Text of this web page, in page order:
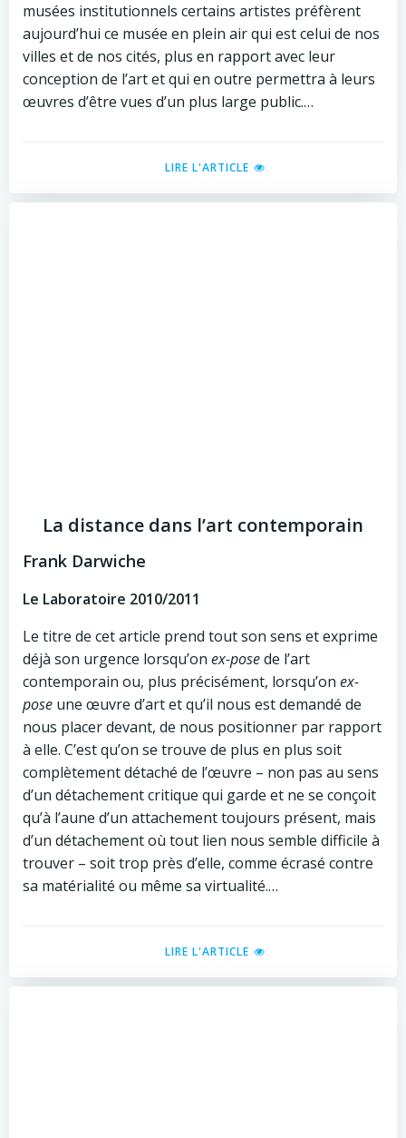
musées institutionnels certains artistes préfèrent
aujourd’hui ce musée en plein air qui est celui de nos
villes et de nos cités, plus en rapport avec leur
conception de l’art et qui en outre permettra à leurs
œuvres d’être vues d’un plus large public.…
LIRE L'ARTICLE
La distance dans l’art contemporain
Frank Darwiche
Le Laboratoire 2010/2011
Le titre de cet article prend tout son sens et exprime
déjà son urgence lorsqu’on ex-posede l’art
contemporain ou, plus précisément, lorsqu’on ex-
pose une œuvre d’art et qu’il nous est demandé de
nous placer devant, de nous positionner par rapport
à elle. C’est qu’on se trouve de plus en plus soit
complètement détaché de l’œuvre – non pas au sens
d’un détachement critique qui garde et ne se conçoit
qu’à l’aune d’un attachement toujours présent, mais
d’un détachement où tout lien nous semble difficile à
trouver – soit trop près d’elle, comme écrasé contre
sa matérialité ou même sa virtualité.…
LIRE L'ARTICLE